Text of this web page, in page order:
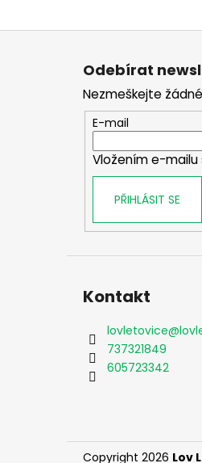
Z
Odebírat
Nezmeškejte
E-mail
Vložením e-mailu
PŘIHLÁSIT SE
Kontakt
lovletovice@
737321849
605723342
Copyright 2026 Lov